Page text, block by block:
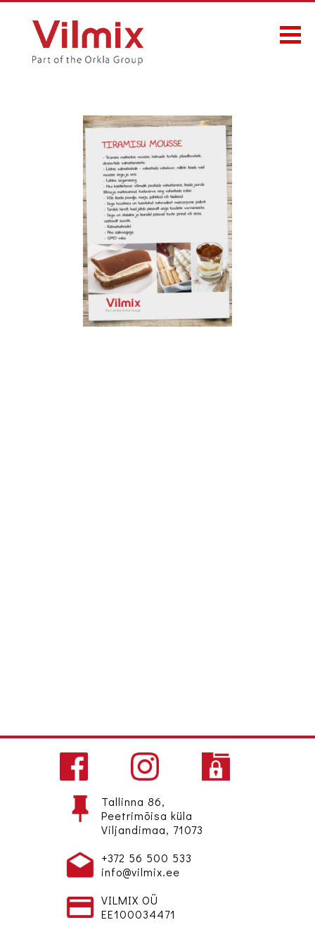
Tallinna 86,
Peetrimõisa küla
Viljandimaa, 71073
+372 56 500 533
info@vilmix.ee
VILMIX OÜ
EE100034471